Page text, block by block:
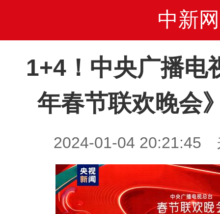
中新网
1+4！中央广播电
年春节联欢晚会
2024-01-04 20:21:45